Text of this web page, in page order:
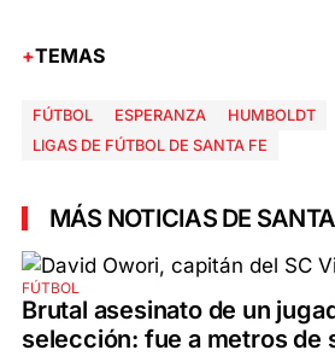
TEMAS
FÚTBOL ESPERANZA
HUMBOLDT
LIGAS DE FÚTBOL DE SANTA FE
MÁS NOTICIAS DE
FÚTBOL
Brutal asesinato de un
selección: fue a metros de